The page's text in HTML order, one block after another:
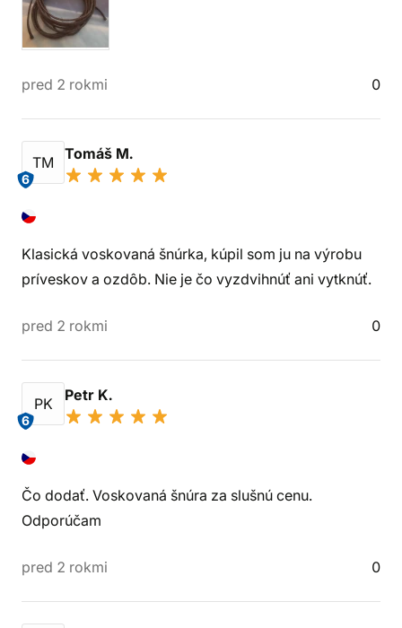
pred 2 rokmi 0
TM
6
Tomáš M.
Klasická voskovaná šnúrka, kúpil som ju na výrobu
príveskov a ozdôb. Nie je čo vyzdvihnúť ani vytknúť.
pred 2 rokmi 0
PK
6
Petr K.
Čo dodať. Voskovaná šnúra za slušnú cenu.
Odporúčam
pred 2 rokmi 0